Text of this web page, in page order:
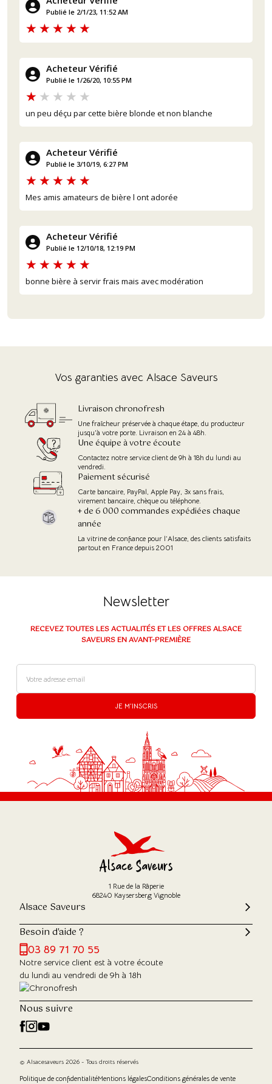
Publié le 2/1/23, 11:52 AM
Acheteur Vérifié
Publié le 1/26/20, 10:55 PM
un peu déçu par cette bière blonde et non blanche
Acheteur Vérifié
Publié le 3/10/19, 6:27 PM
Mes amis amateurs de bière l ont adorée
Acheteur Vérifié
Publié le 12/10/18, 12:19 PM
bonne bière à servir frais mais avec modération
Vos garanties avec Alsace Saveurs
Livraison chronofresh
Une fraîcheur préservée à chaque étape, du producteur
jusqu'à votre porte. Livraison en 24 à 48h.
Une équipe à votre écoute
Contactez notre service client de 9h à 18h du lundi au
vendredi.
Paiement sécurisé
Carte bancaire, PayPal, Apple Pay, 3x sans frais,
virement bancaire, chèque ou téléphone.
+ de 6 000 commandes expédiées chaque
année
La vitrine de confiance pour l’Alsace, des clients satisfaits
partout en France depuis 2001
Newsletter
RECEVEZ TOUTES LES ACTUALITÉS ET LES OFFRES ALSACE
SAVEURS EN AVANT-PREMIÈRE
JE M'INSCRIS
1 Rue de la Râperie
68240 Kaysersberg Vignoble
Alsace Saveurs
Besoin d'aide ?
03 89 71 70 55
Notre service client est à votre écoute
du lundi au vendredi de 9h à 18h
Nous suivre
© Alsacesaveurs 2026 - Tous droits réservés
Politique de confidentialitéMentions légalesConditions générales de vente